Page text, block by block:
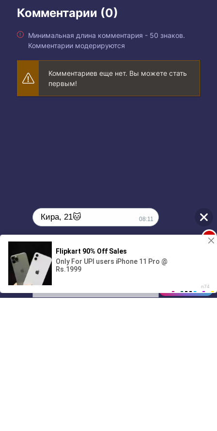
Комментарии (0)
Минимальная длина комментария - 50 знаков.
Комментарии модерируются
Комментариев еще нет. Вы можете стать
первым!
01/07
00:00
Кира, 21🐱 08:11
Поиграешь со мной? 💖🐾
1